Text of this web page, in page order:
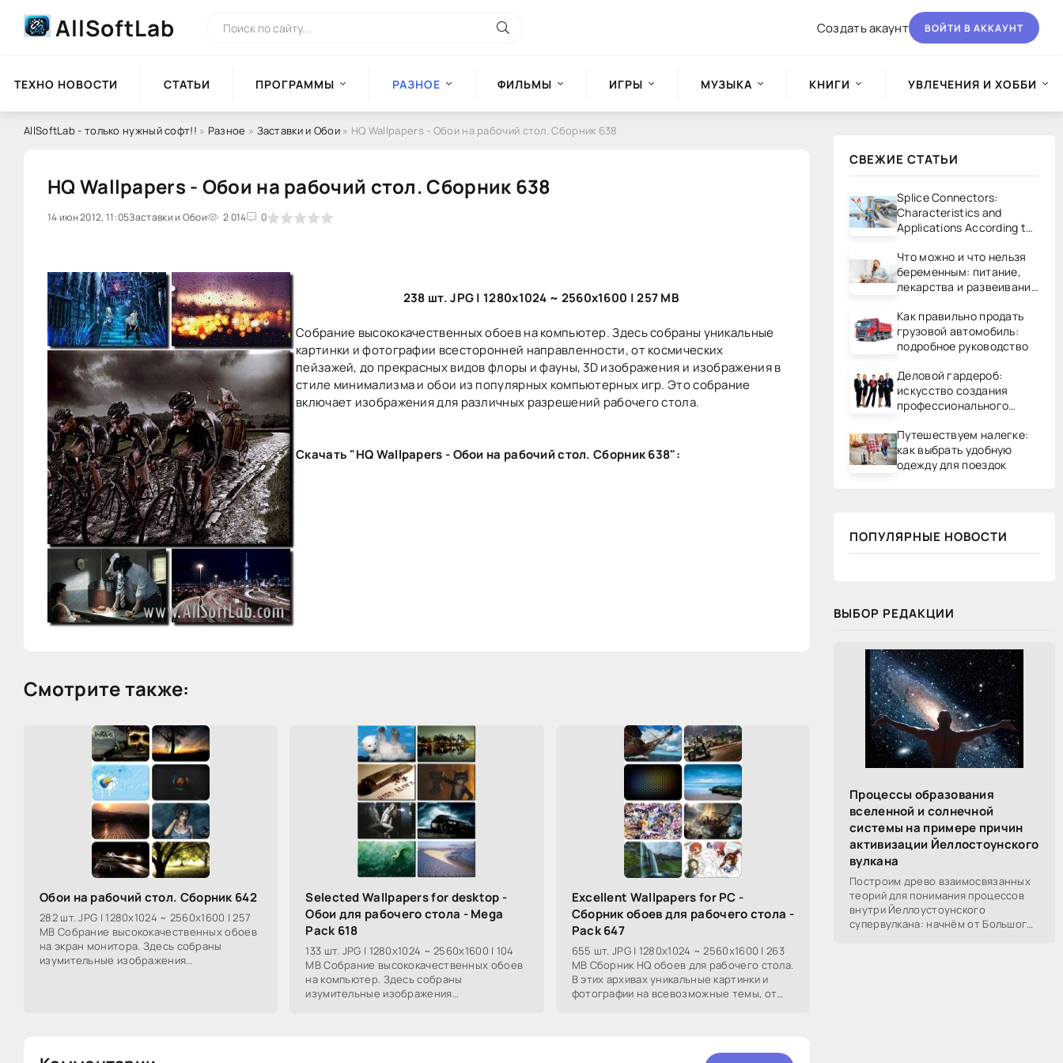
AllSoftLab Создать акаунт ВОЙТИ В АККАУНТ
ТЕХНО НОВОСТИ СТАТЬИ ПРОГРАММЫ РАЗНОЕ ФИЛЬМЫ ИГРЫ МУЗЫКА КНИГИ УВЛЕЧЕНИЯ И ХОББИ
AllSoftLab - только нужный софт!! » Разное » Заставки и Обои » HQ Wallpapers - Обои на рабочий стол. Сборник 638
HQ Wallpapers - Обои на рабочий стол. Сборник 638
14 июн 2012, 11:05Заставки и Обои 2 014 0
0 1 2 3 4 5
238 шт. JPG | 1280x1024 ~ 2560x1600 | 257 MB
Собрание высококачественных обоев на компьютер. Здесь собраны уникальные
картинки и фотографии всесторонней направленности, от космических
пейзажей, до прекрасных видов флоры и фауны, 3D изображения и изображения в
стиле минимализма и обои из популярных компьютерных игр. Это собрание
включает изображения для различных разрешений рабочего стола.
Скачать "HQ Wallpapers - Обои на рабочий стол. Сборник 638":
Смотрите также:
Обои на рабочий стол. Сборник 642
282 шт. JPG | 1280x1024 ~ 2560x1600 | 257
MB Собрание высококачественных обоев
на экран монитора. Здесь собраны
изумительные изображения
Selected Wallpapers for desktop -
Обои для рабочего стола - Mega
Pack 618
133 шт. JPG | 1280x1024 ~ 2560x1600 | 104
MB Собрание высококачественных обоев
на компьютер. Здесь собраны
изумительные изображения
Excellent Wallpapers for PC -
Сборник обоев для рабочего стола -
Pack 647
655 шт. JPG | 1280x1024 ~ 2560x1600 | 263
MB Сборник HQ обоев для рабочего стола.
В этих архивах уникальные картинки и
фотографии на всевозможные темы, от
СВЕЖИЕ СТАТЬИ
Splice Connectors:
Characteristics and
Applications According to
Что можно и что нельзя
беременным: питание,
лекарства и развеивание
Как правильно продать
грузовой автомобиль:
подробное руководство
Деловой гардероб:
искусство создания
профессионального
Путешествуем налегке:
как выбрать удобную
одежду для поездок
ПОПУЛЯРНЫЕ НОВОСТИ
ВЫБОР РЕДАКЦИИ
Процессы образования
вселенной и солнечной
системы на примере причин
активизации Йеллостоунского
вулкана
Построим древо взаимосвязанных
теорий для понимания процессов
внутри Йеллоустоунского
супервулкана: начнём от Большого